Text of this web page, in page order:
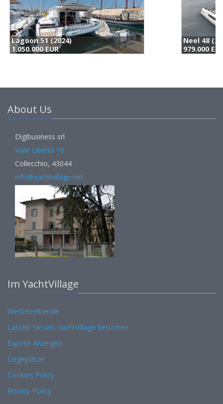
Neel 48 (2027)
979.000 EUR
About Us
Digibusiness srl
Viale Libertà 10
Collecchio, 43044
info@yachtvillage.net
Im YachtVillage
Werbetreibende
Lassen Sie uns YachtVillage besuchen
Expose Anzeigen
Liegeplätze
Cookies Policy
Privacy Policy